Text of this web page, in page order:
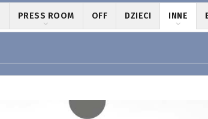
PRESS ROOM OFF DZIECI INNE